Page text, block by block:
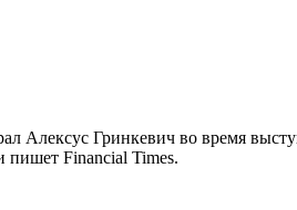
Алексус Гринкевич во время
пишет Financial Times.